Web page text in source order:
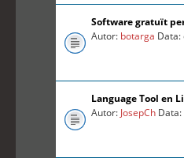
Software gratuït
Autor: botarga Data:
Language Tool en
Autor: JosepCh